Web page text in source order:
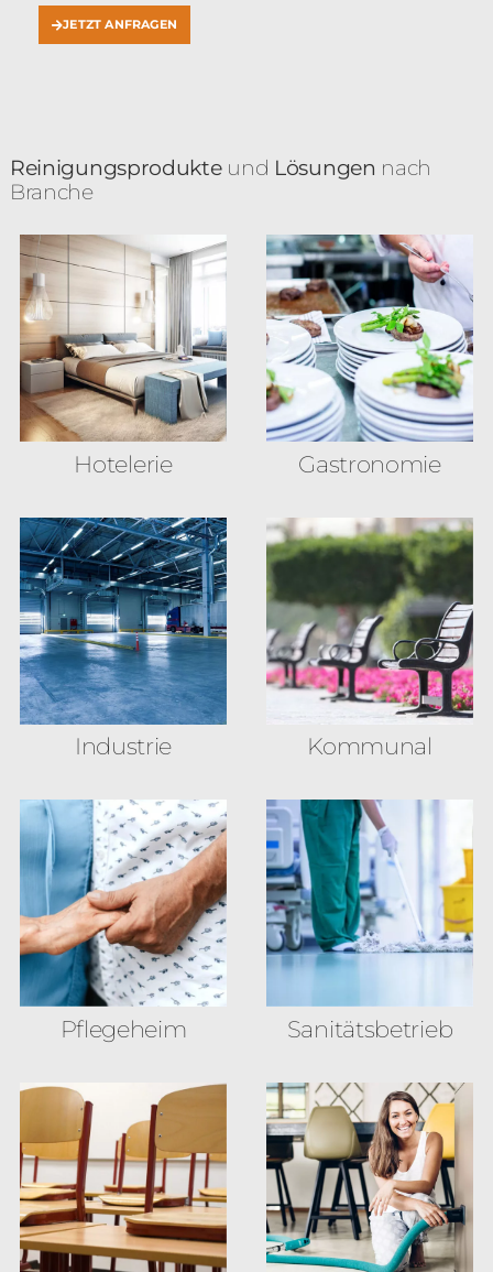
JETZT ANFRAGEN
Reinigungsprodukteund Lösungen nach
Branche
Hotelerie Gastronomie
Industrie Kommunal
Pflegeheim Sanitäts­betrieb